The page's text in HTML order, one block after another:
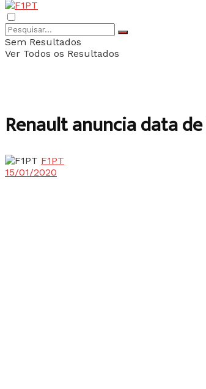
Sem Resultados
Ver Todos os Resultados
Renault anuncia data
F1PT
15/01/2020